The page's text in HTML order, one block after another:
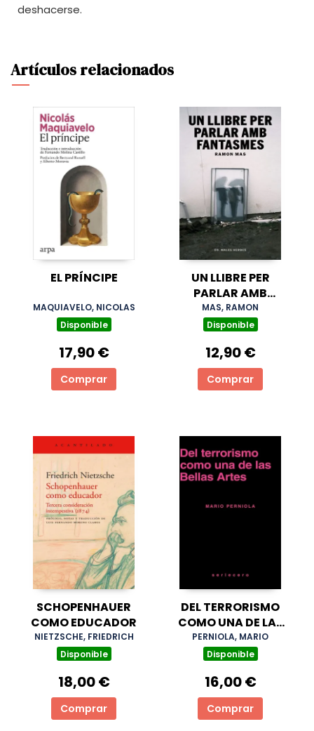
deshacerse.
Artículos relacionados
EL PRÍNCIPE
MAQUIAVELO, NICOLAS
Disponible
17,90 €
Comprar
UN LLIBRE PER
PARLAR AMB
FANTASMES
MAS, RAMON
Disponible
12,90 €
Comprar
SCHOPENHAUER
COMO EDUCADOR
NIETZSCHE, FRIEDRICH
Disponible
18,00 €
Comprar
DEL TERRORISMO
COMO UNA DE LAS
BELLAS ARTES
PERNIOLA, MARIO
Disponible
16,00 €
Comprar